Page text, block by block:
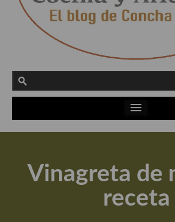
Actualidad y recomendaciones
Apuntes, estudios sobre temas
Aceite de Oliva Virgen Extra (AOVE)
Vinagreta de
receta